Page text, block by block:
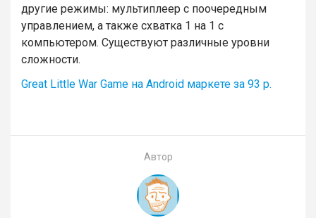
другие режимы: мультиплеер с поочередным
управлением, а также схватка 1 на 1 с
компьютером. Существуют различные уровни
сложности.
Great Little War Game на Android маркете за 93 р.
Автор